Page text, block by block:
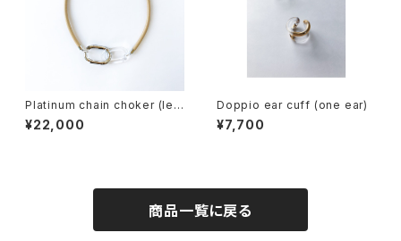
Platinum chain choker (lea
ther)
¥22,000
Doppio ear cuff (one ear)
¥7,700
商品一覧に戻る